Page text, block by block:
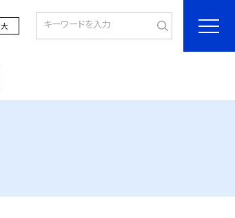
大